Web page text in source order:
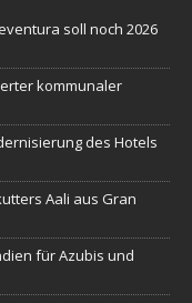
soll noch 2026
kommunaler
des Hotels
Aali aus Gran
für Azubis und